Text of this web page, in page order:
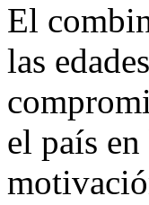
El
las
el país